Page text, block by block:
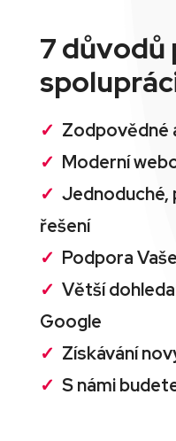
7 důvodů
✓ Zodpovědné
✓ Moderní
✓ Jednoduché,
řešení
✓ Podpora
✓ Větší
Google
✓ Získávání
✓ S námi